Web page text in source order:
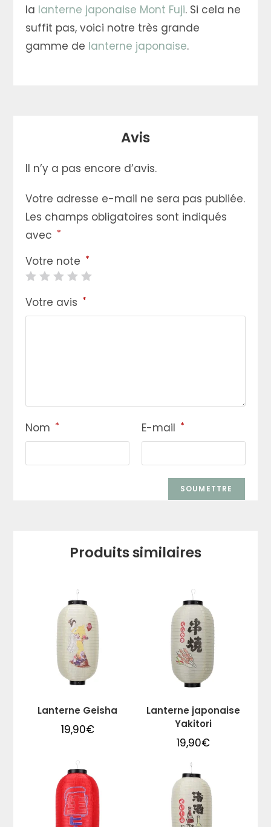
la lanterne japonaise Mont Fuji. Si cela ne
suffit pas, voici notre très grande
gamme de lanterne japonaise.
Avis
Il n’y a pas encore d’avis.
Votre adresse e-mail ne sera pas publiée.
Les champs obligatoires sont indiqués
avec *
Votre note *
Votre avis *
Nom * E-mail *
Produits similaires
Lanterne Geisha
19,90€
Lanterne japonaise
Yakitori
19,90€